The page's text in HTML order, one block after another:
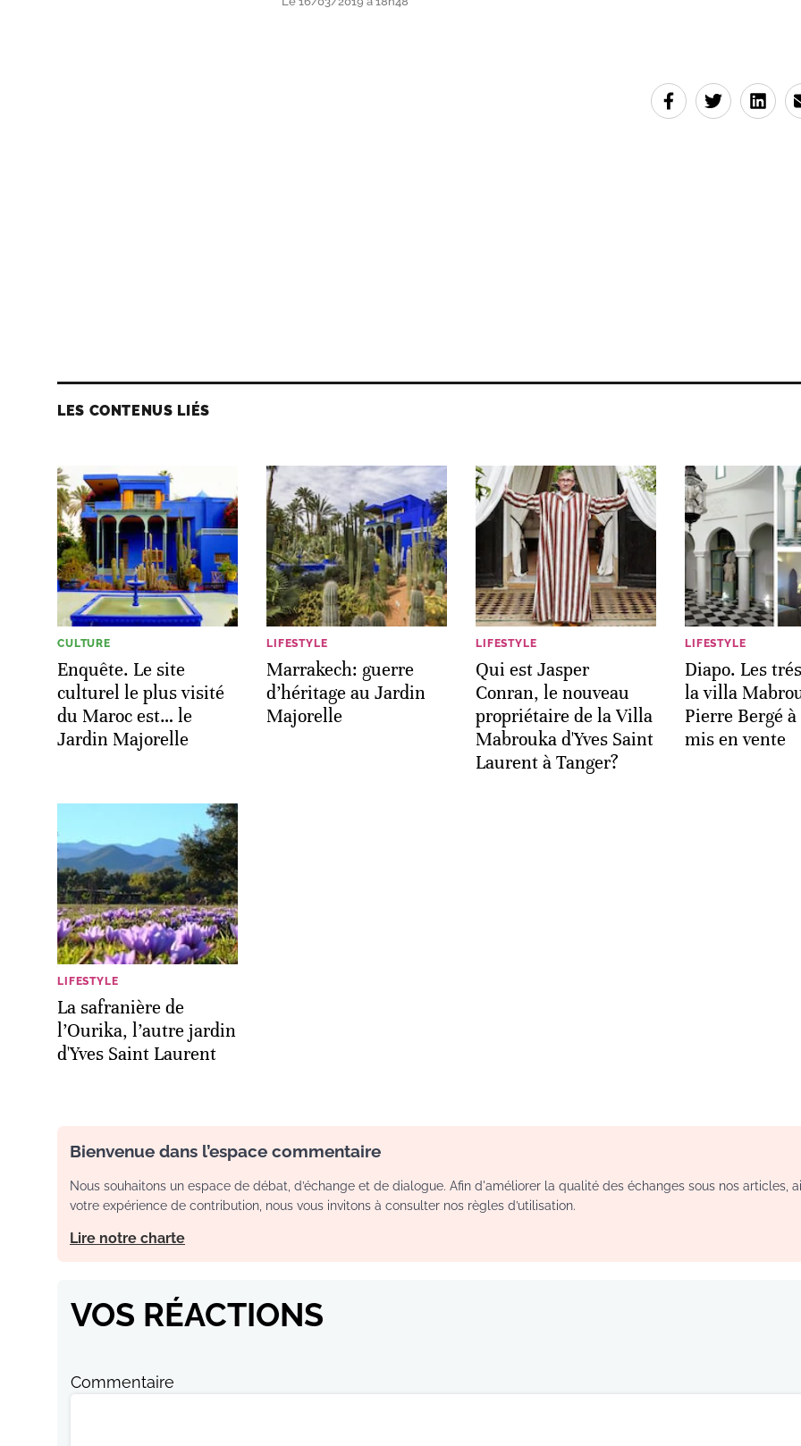
LES CONTENUS LIÉS
CULTURE
Enquête. Le site
culturel le plus visité
du Maroc est… le
Jardin Majorelle
LIFESTYLE
Marrakech: guerre
d’héritage au Jardin
Majorelle
LIFESTYLE
Qui est Jasper
Conran, le nouveau
propriétaire de la Villa
Mabrouka d'Yves Saint
Laurent à Tanger?
LIFESTYLE
Diapo. Les
la villa
Pierre Bergé
mis en vente
LIFESTYLE
La safranière de
l’Ourika, l’autre jardin
d'Yves Saint Laurent
Bienvenue dans l’espace commentaire
Nous souhaitons un espace de débat, d’échange et de dialogue. Afin d'améliorer la qualité des échanges sous nos articles,
votre expérience de contribution, nous vous invitons à consulter nos règles d’utilisation.
Lire notre charte
VOS RÉACTIONS
Commentaire